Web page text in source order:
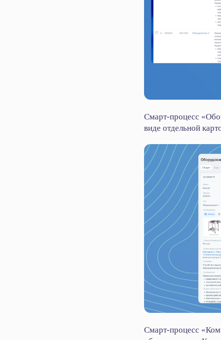
Смарт‑процесс
виде отдельной
Смарт‑процесс